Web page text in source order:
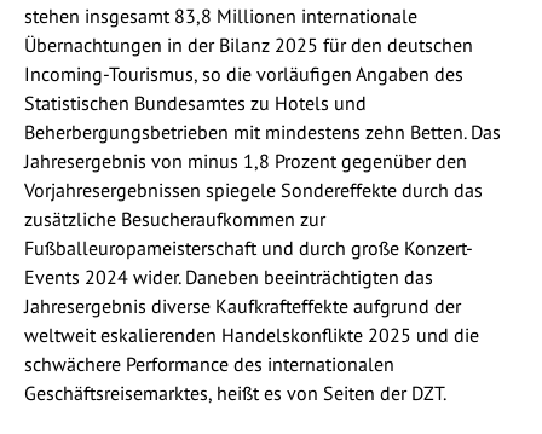
stehen insgesamt 83,8 Millionen internationale
Übernachtungen in der Bilanz 2025 für den deutschen
Incoming-Tourismus, so die vorläufigen Angaben des
Statistischen Bundesamtes zu Hotels und
Beherbergungsbetrieben mit mindestens zehn Betten. Das
Jahresergebnis von minus 1,8 Prozent gegenüber den
Vorjahresergebnissen spiegele Sondereffekte durch das
zusätzliche Besucheraufkommen zur
Fußballeuropameisterschaft und durch große Konzert-
Events 2024 wider. Daneben beeinträchtigten das
Jahresergebnis diverse Kaufkrafteffekte aufgrund der
weltweit eskalierenden Handelskonflikte 2025 und die
schwächere Performance des internationalen
Geschäftsreisemarktes, heißt es von Seiten der DZT.